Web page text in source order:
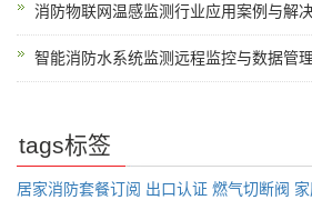
消防物联网温感监测行业应用案例与解
智能消防水系统监测远程监控与数据管
tags标签
居家消防套餐订阅 出口认证 燃气切断阀